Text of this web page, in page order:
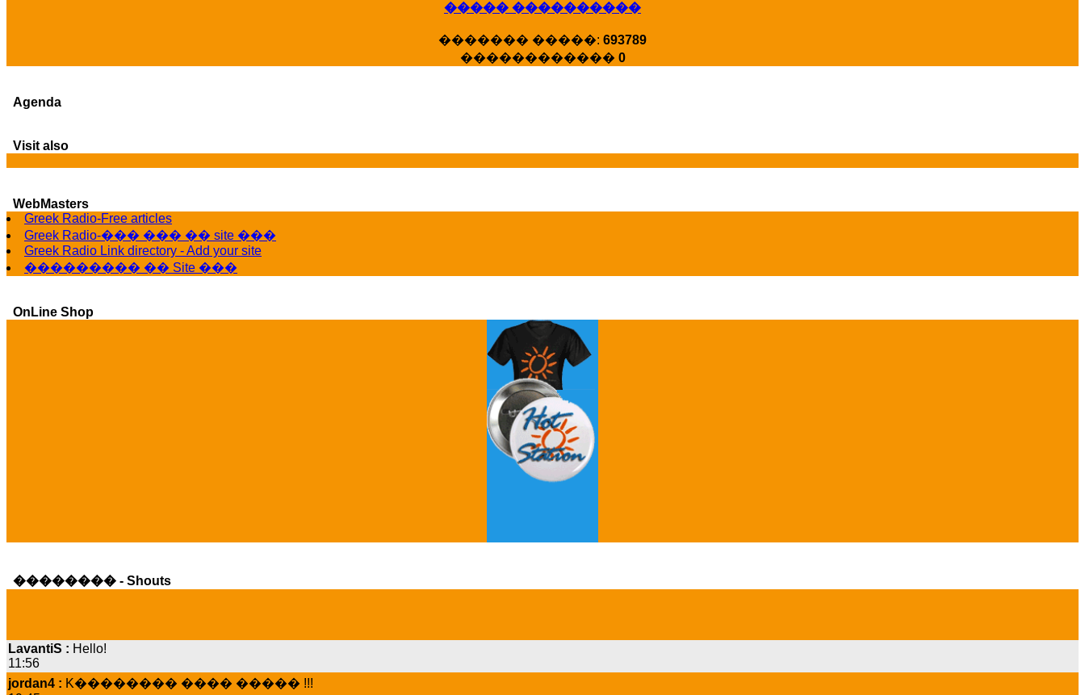
�����
Grey's Anatomy
����� ����������
������� �����: 693789
������������ 0
Agenda
Visit also
WebMasters
Greek Radio-Free articles
Greek Radio-��� ��� �� site ���
Greek Radio Link directory - Add your site
��������� �� Site ���
OnLine Shop
�������� - Shouts
11:56
jordan4 :K�������� ���� ����� !!!
19:45